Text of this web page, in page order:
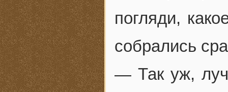
погляди,
собрались
— Так уж,